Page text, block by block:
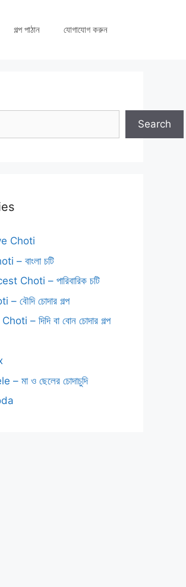
গল্প পাঠান যোগাযোগ করুন
Search
Choti
– বাংলা চটি
Choti – পারিবারিক চটি
বৌদি চোদার গল্প
– দিদি বা বোন চোদার গল্প
মা ও ছেলের চোদাচুদি